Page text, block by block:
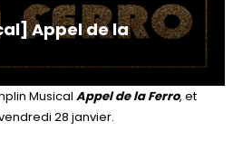
Appel de la
Musical Appel de la Ferro, et
28 janvier.